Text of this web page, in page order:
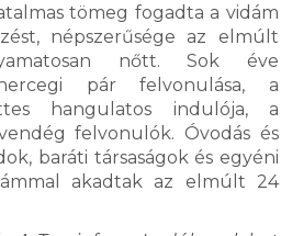
tömeg fogadta a vidám
népszerűsége az elmúlt
nőtt. Sok éve
pár felvonulása, a
hangulatos indulója, a
felvonulók. Óvodás és
baráti társaságok és egyéni
akadtak az elmúlt 24